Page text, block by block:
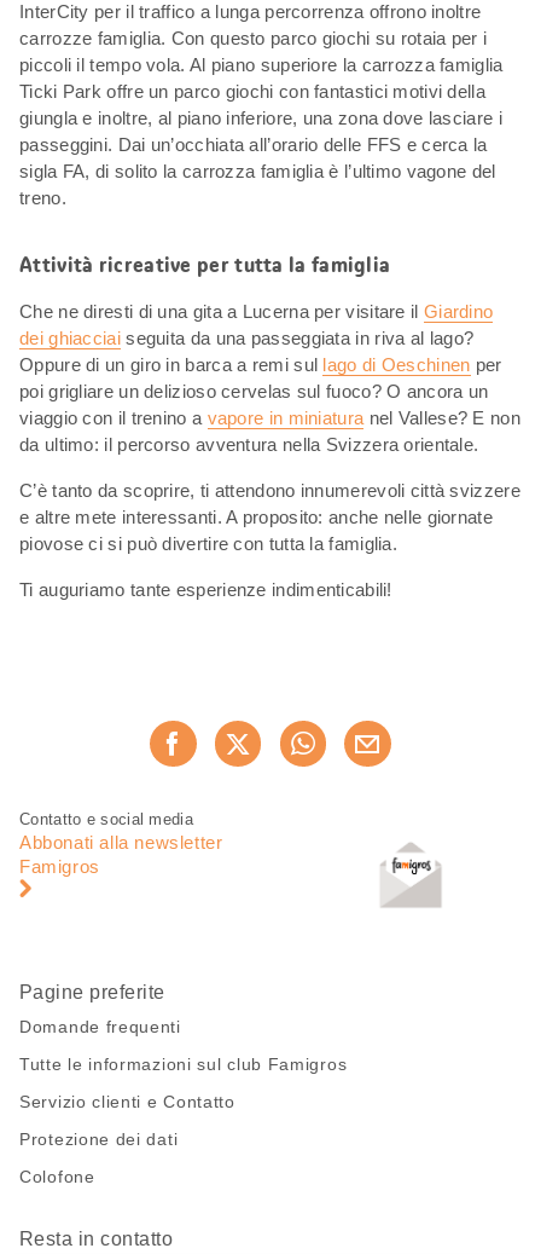
InterCity per il traffico a lunga percorrenza offrono inoltre
carrozze famiglia. Con questo parco giochi su rotaia per i
piccoli il tempo vola. Al piano superiore la carrozza famiglia
Ticki Park offre un parco giochi con fantastici motivi della
giungla e inoltre, al piano inferiore, una zona dove lasciare i
passeggini. Dai un’occhiata all’orario delle FFS e cerca la
sigla FA, di solito la carrozza famiglia è l’ultimo vagone del
treno.
Attività ricreative per tutta la famiglia
Che ne diresti di una gita a Lucerna per visitare il Giardino
dei ghiacciaiseguita da una passeggiata in riva al lago?
Oppure di un giro in barca a remi sul lago di Oeschinen per
poi grigliare un delizioso cervelas sul fuoco? O ancora un
viaggio con il trenino a vapore in miniatura nel Vallese? E non
da ultimo: il percorso avventura nella Svizzera orientale.
C’è tanto da scoprire, ti attendono innumerevoli città svizzere
e altre mete interessanti. A proposito: anche nelle giornate
piovose ci si può divertire con tutta la famiglia.
Ti auguriamo tante esperienze indimenticabili!
Consiglia ora
Piè
pagina
Navigazione
pagina
Contatto e social media
Abbonati alla newsletter
Famigros
Pagine preferite
Domande frequenti
Tutte le informazioni sul club Famigros
Servizio clienti e Contatto
Protezione dei dati
Colofone
Resta in contatto